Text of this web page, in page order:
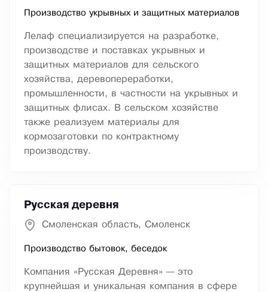
Производство укрывных и защитных материалов
Лелаф специализируется на разработке,
производстве и поставках укрывных и
защитных материалов для сельского
хозяйства, деревопереработки,
промышленности, в частности на укрывных и
защитных флисах. В сельском хозяйстве
также реализуем материалы для
кормозаготовки по контрактному
производству.
Русская деревня
Смоленская область, Смоленск
Производство бытовок, беседок
Компания «Русская Деревня» — это
крупнейшая и уникальная компания в сфере